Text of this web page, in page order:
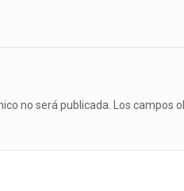
no será publicada. Los campos